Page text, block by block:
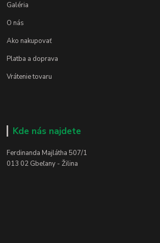
Galéria
O nás
Ako nakupovať
Platba a doprava
Vrátenie tovaru
Kde nás najdete
Ferdinanda Majlátha 507/1
013 02 Gbeľany - Žilina